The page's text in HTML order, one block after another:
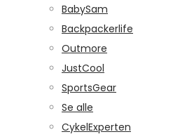
BabySam
Backpackerlife
Outmore
JustCool
SportsGear
Se alle
CykelExperten